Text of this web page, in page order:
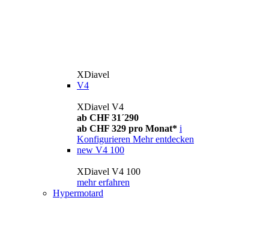
XDiavel
V4
XDiavel V4
ab CHF 31´290
ab CHF 329 pro Monat* i
Konfigurieren Mehr entdecken
new V4 100
XDiavel V4 100
mehr erfahren
Hypermotard